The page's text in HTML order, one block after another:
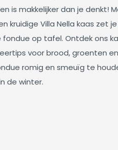
is makkelijker dan je denkt!
kruidige Villa Nella kaas zet
op tafel. Ontdek ons
voor brood, groenten
romig en smeuïg te
de winter.